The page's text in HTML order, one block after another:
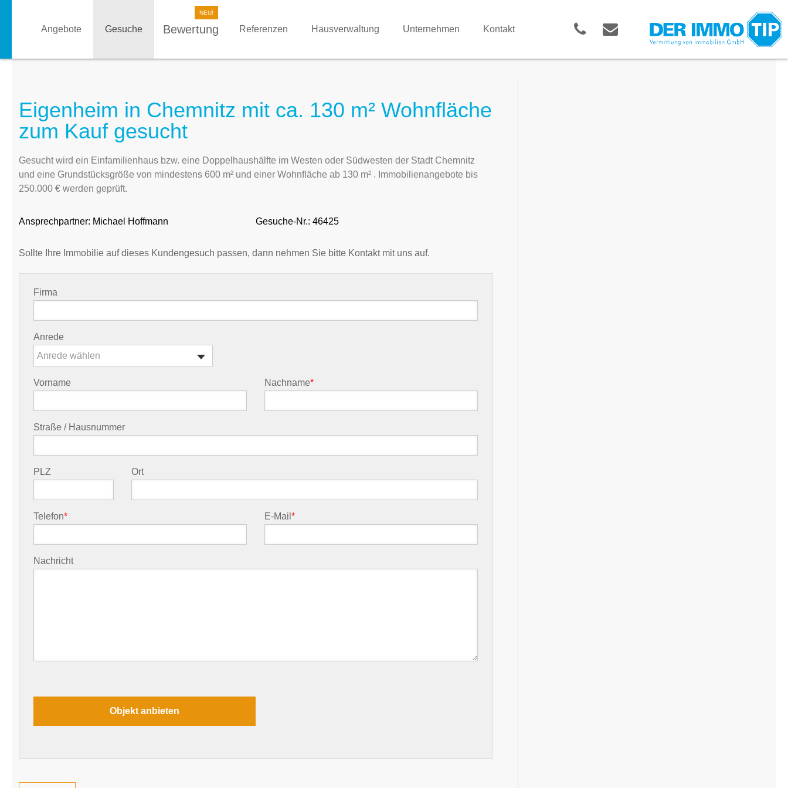
Angebote Gesuche Bewertung Referenzen Hausverwaltung Unternehmen Kontakt
Eigenheim in Chemnitz mit ca. 130 m² Wohnfläche
zum Kauf gesucht
Gesucht wird ein Einfamilienhaus bzw. eine Doppelhaushälfte im Westen oder Südwesten der Stadt Chemnitz
und eine Grundstücksgröße von mindestens 600 m² und einer Wohnfläche ab 130 m² . Immobilienangebote bis
250.000 € werden geprüft.
Ansprechpartner: Michael Hoffmann Gesuche-Nr.: 46425
Sollte Ihre Immobilie auf dieses Kundengesuch passen, dann nehmen Sie bitte Kontakt mit uns auf.
Firma
Anrede
Anrede wählen
Vorname Nachname*
Straße / Hausnummer
PLZ Ort
Telefon* E-Mail*
Nachricht